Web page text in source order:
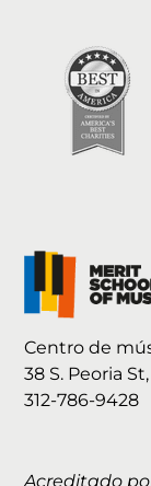
Centro de
38 S. Peoria
312-786-9428
Acreditado